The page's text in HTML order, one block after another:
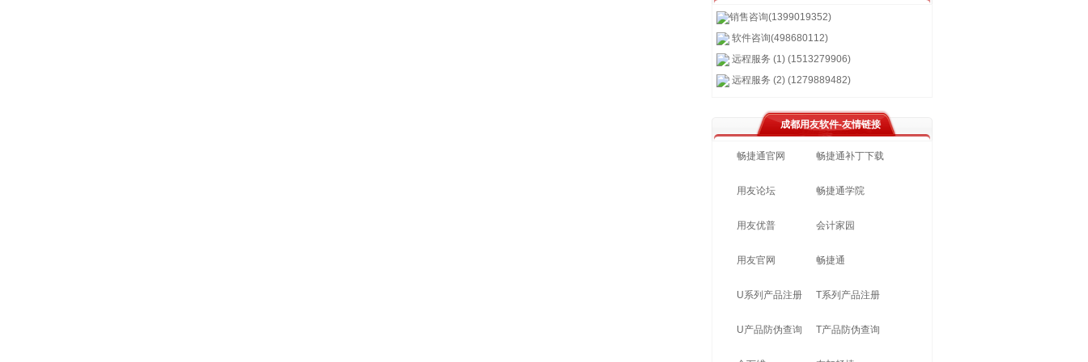
销售咨询(1399019352)
软件咨询(498680112)
远程服务 (1) (1513279906)
远程服务 (2) (1279889482)
成都用友软件-友情链接
畅捷通官网 畅捷通补丁下载
用友论坛 畅捷通学院
用友优普 会计家园
用友官网 畅捷通
U系列产品注册 T系列产品注册
U产品防伪查询 T产品防伪查询